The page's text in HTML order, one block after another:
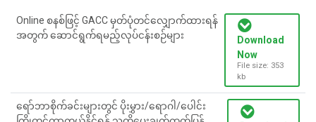
Online စနစ်ဖြင့် GACC မှတ်ပုံတင်လျှောက်ထားရန်
အတွက် ဆောင်ရွက်ရမည့်လုပ်ငန်းစဉ်များ
Download
Now
File size: 353
kb
ရော်ဘာစိုက်ခင်းများတွင် ပိုးမွှား/ရောဂါ/ပေါင်း